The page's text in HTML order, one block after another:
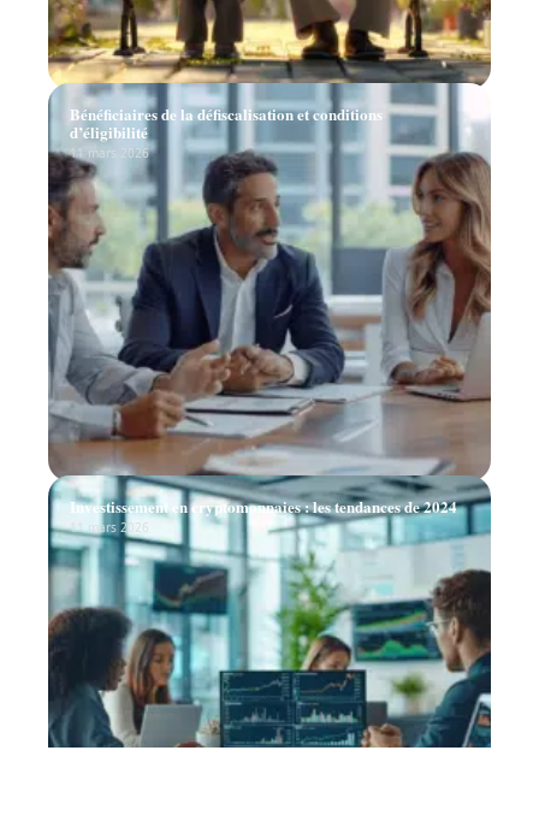
Bénéficiaires de la défiscalisation et conditions
d’éligibilité
11 mars 2026
Investissement en cryptomonnaies : les tendances de 2024
11 mars 2026